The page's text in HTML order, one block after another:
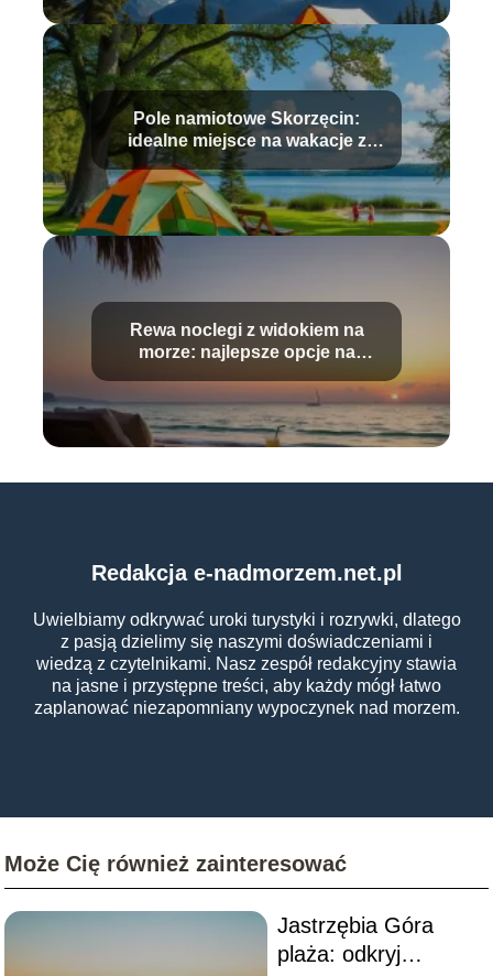
Pole namiotowe Skorzęcin:
idealne miejsce na wakacje z
rodziną
Rewa noclegi z widokiem na
morze: najlepsze opcje na
Redakcja e-nadmorzem.net.pl
Uwielbiamy odkrywać uroki turystyki i rozrywki, dlatego
z pasją dzielimy się naszymi doświadczeniami i
wiedzą z czytelnikami. Nasz zespół redakcyjny stawia
na jasne i przystępne treści, aby każdy mógł łatwo
zaplanować niezapomniany wypoczynek nad morzem.
Może Cię również zainteresować
Jastrzębia Góra
plaża: odkryj